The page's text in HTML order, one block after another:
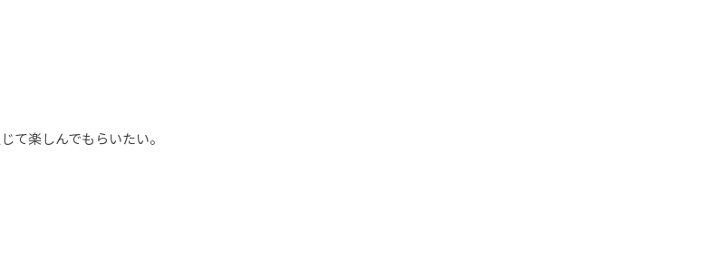
て楽しんでもらいたい。